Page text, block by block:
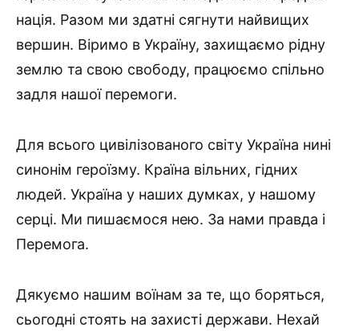
нація. Разом ми здатні сягнути найвищих
вершин. Віримо в Україну, захищаємо рідну
землю та свою свободу, працюємо спільно
задля нашої перемоги.
Для всього цивілізованого світу Україна нині
синонім героїзму. Країна вільних, гідних
людей. Україна у наших думках, у нашому
серці. Ми пишаємося нею. За нами правда і
Перемога.
Дякуємо нашим воїнам за те, що боряться,
сьогодні стоять на захисті держави. Нехай